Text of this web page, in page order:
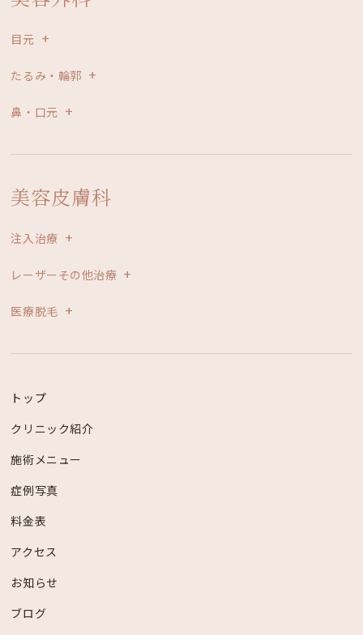
目元
たるみ・輪郭
鼻・口元
美容皮膚科
注入治療
レーザーその他治療
医療脱毛
トップ
クリニック紹介
施術メニュー
症例写真
料金表
アクセス
お知らせ
ブログ